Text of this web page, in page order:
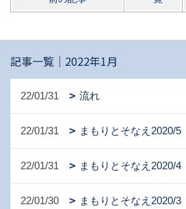
記事一覧｜2022年1月
22/01/31 流れ
22/01/31 まもりとそなえ2020/5
22/01/31 まもりとそなえ2020/4
22/01/30 まもりとそなえ2020/3